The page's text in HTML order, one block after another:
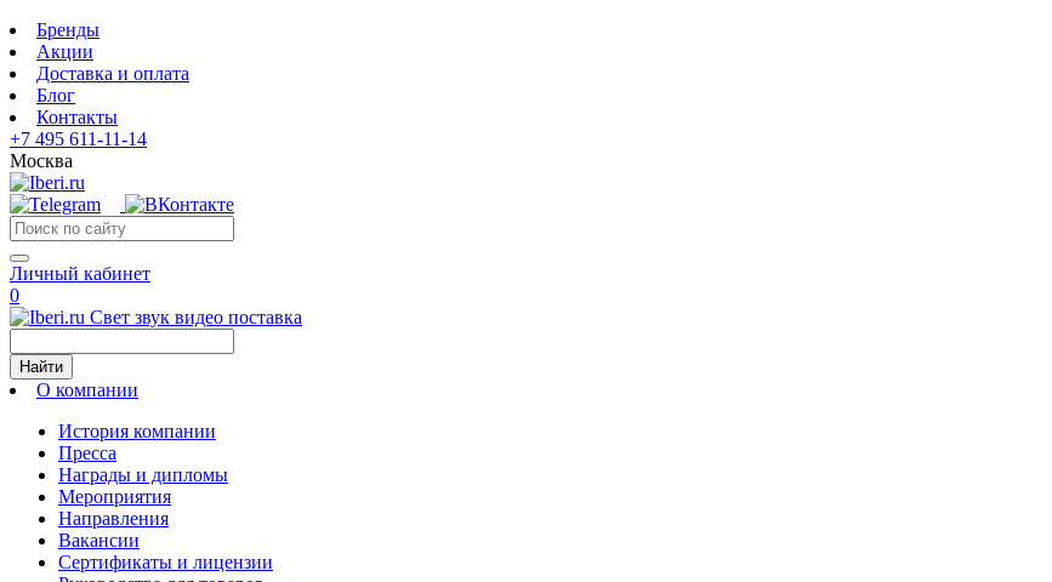
Бренды
Акции
Доставка и оплата
Блог
Контакты
+7 495 611-11-14
Москва
Личный кабинет
0
Свет звук видео поставка
Найти
О компании
История компании
Пресса
Награды и дипломы
Мероприятия
Направления
Вакансии
Сертификаты и лицензии